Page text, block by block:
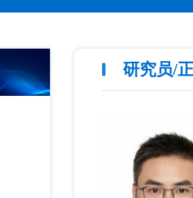
研究员/